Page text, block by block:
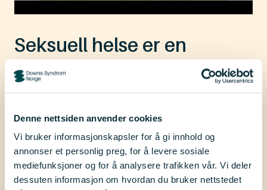
Denne nettsiden anvender cookies
Vi bruker informasjonskapsler for å gi innhold og
annonser et personlig preg, for å levere sosiale
mediefunksjoner og for å analysere trafikken vår. Vi deler
dessuten informasjon om hvordan du bruker nettstedet
Seksuell helse er en
menneskerett
Alle mennesker har en seksuell helse
og seksuelle rettigheter er en
menneskerett.
Seksuell helse innebærer å forstå,